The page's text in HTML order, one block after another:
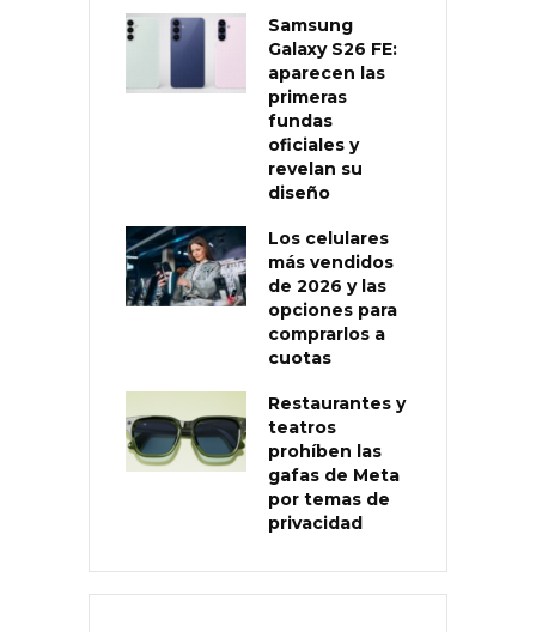
Samsung
Galaxy S26 FE:
aparecen las
primeras
fundas
oficiales y
revelan su
diseño
Los celulares
más vendidos
de 2026 y las
opciones para
comprarlos a
cuotas
Restaurantes y
teatros
prohíben las
gafas de Meta
por temas de
privacidad